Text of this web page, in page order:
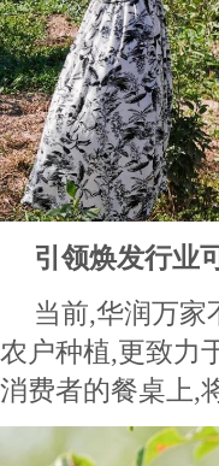
引领焕发行业
当前,华润万家
农户种植,更致力
消费者的餐桌上,